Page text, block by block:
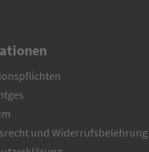
und Widerrufsbelehrung